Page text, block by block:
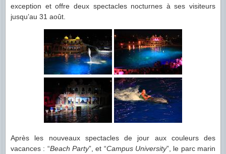
exception et offre deux spectacles nocturnes à ses visiteurs
jusqu’au 31 août.
Après les nouveaux spectacles de jour aux couleurs des
vacances : “Beach Party”, et “Campus University”, le parc marin